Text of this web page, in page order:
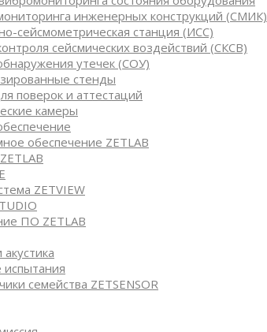
инженерных конструкций (СМИК)
сейсмометрическая станция (ИСС)
сейсмических воздействий (СКСВ)
утечек (СОУ)
стенды
поверок и аттестаций
камеры
обеспечение ZETLAB
ZETVIEW
ПО ZETLAB
семейства ZETSENSOR